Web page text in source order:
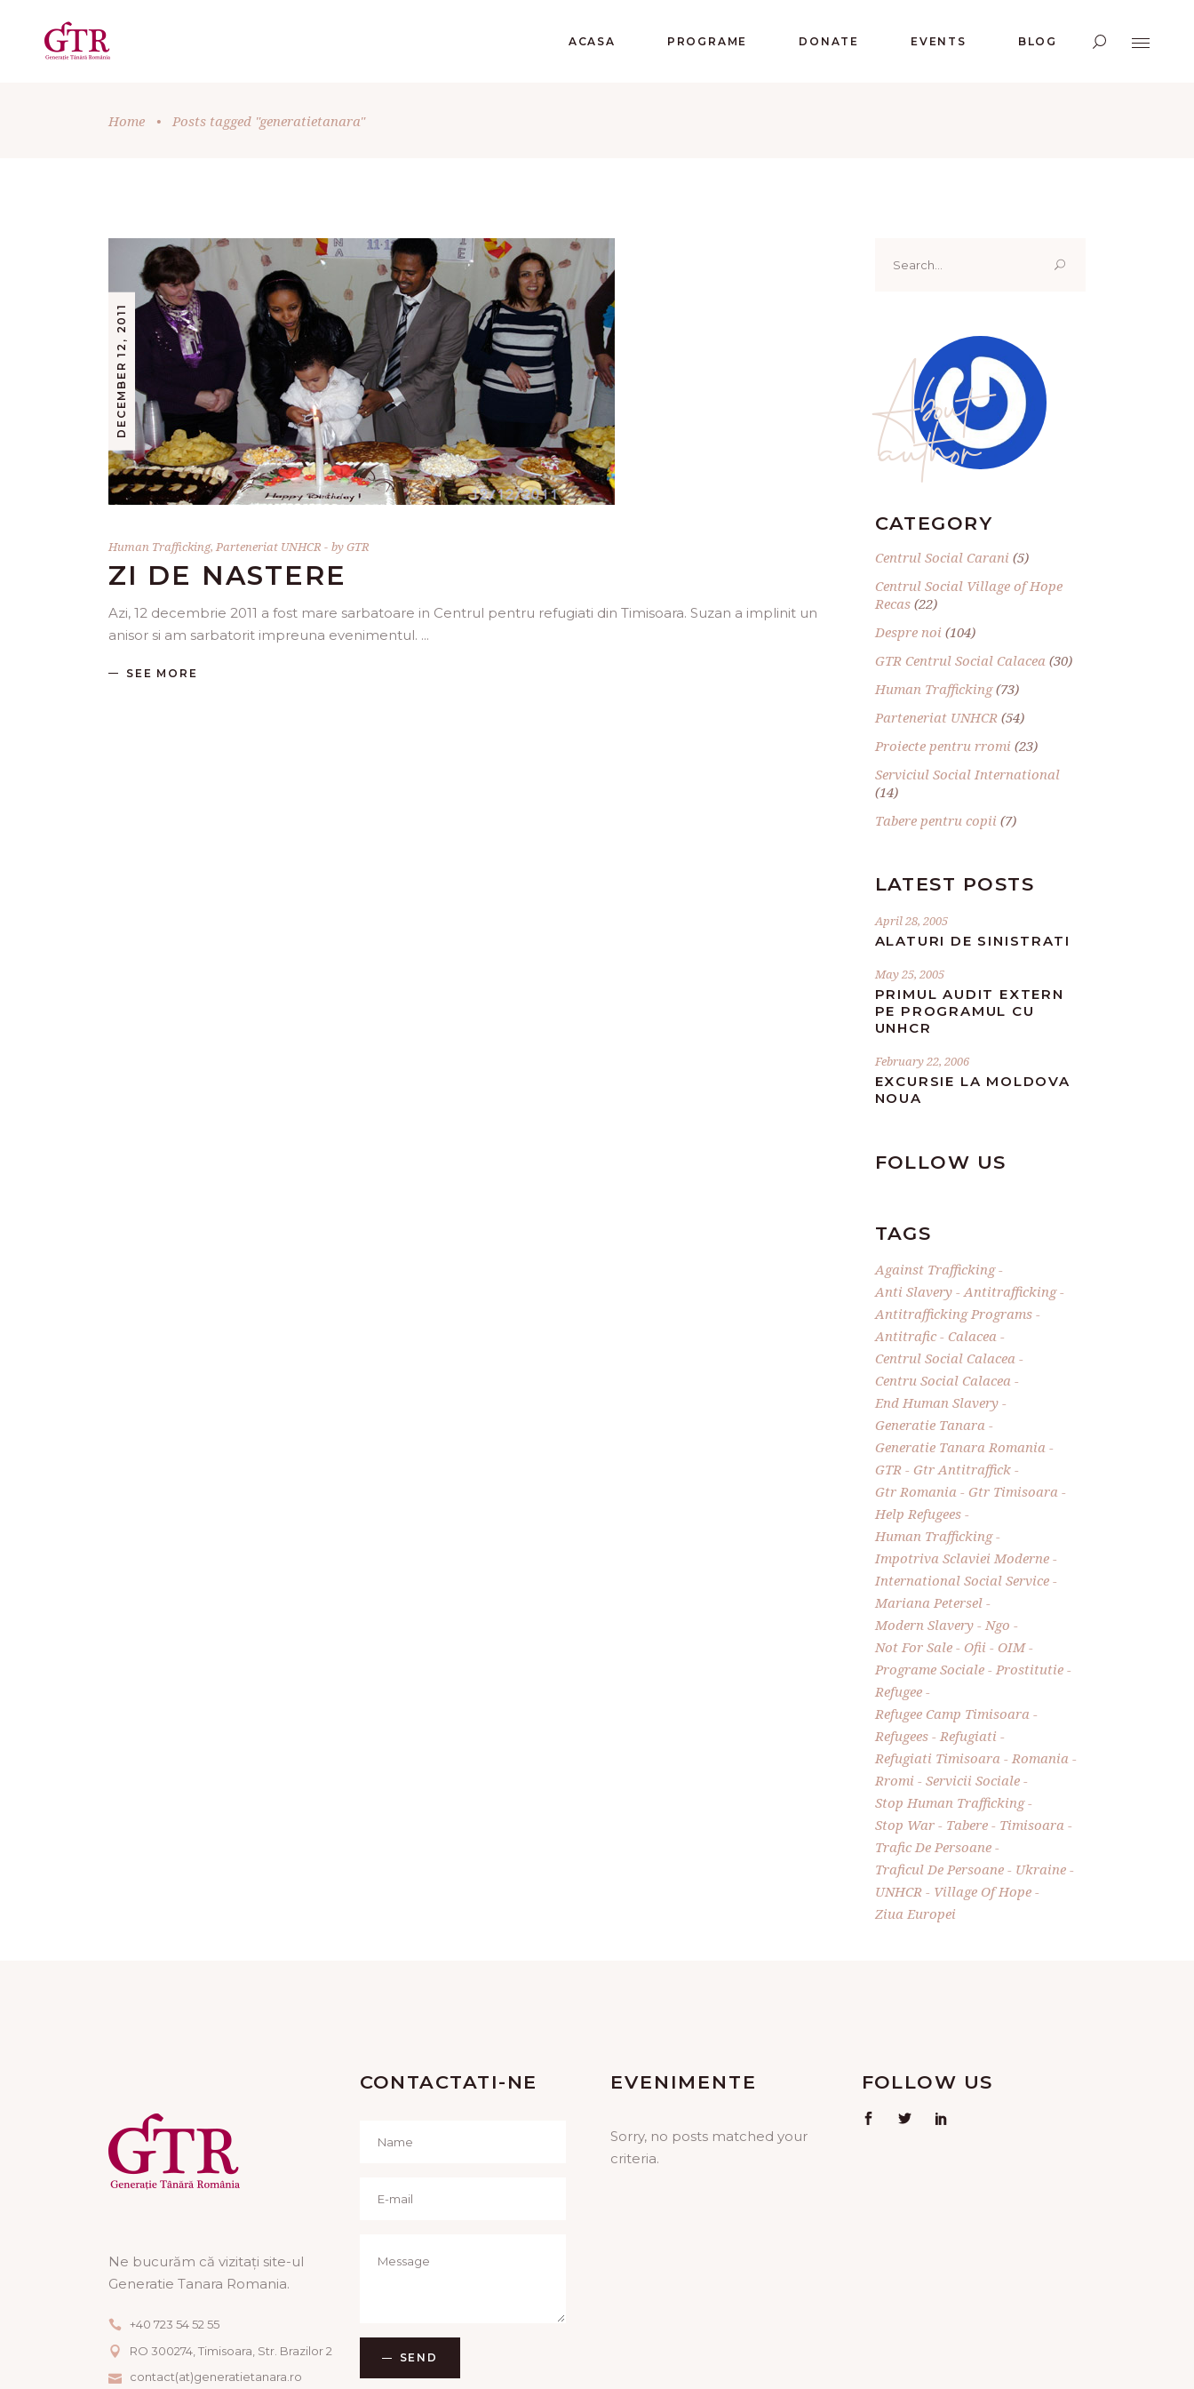
ACASA PROGRAME DONATE EVENTS BLOG
Home • Posts tagged "generatietanara"
DECEMBER 12, 2011
Human Trafficking, Parteneriat UNHCR byGTR
ZI DE NASTERE
Azi, 12 decembrie 2011 a fost mare sarbatoare in Centrul pentru refugiati din Timisoara. Suzan a implinit un
anisor si am sarbatorit impreuna evenimentul.
SEE MORE
for:
About
author
CATEGORY
Centrul Social Carani (5)
Centrul Social Village of Hope
Recas(22)
Despre noi (104)
GTR Centrul Social Calacea (30)
Human Trafficking(73)
Parteneriat UNHCR(54)
Proiecte pentru rromi (23)
Serviciul Social International
(14)
Tabere pentru copii (7)
LATEST POSTS
April 28, 2005
ALATURI DE SINISTRATI
May 25, 2005
PRIMUL AUDIT EXTERN
PE PROGRAMUL CU
UNHCR
February 22, 2006
EXCURSIE LA MOLDOVA
NOUA
FOLLOW US
TAGS
Against Trafficking
Anti Slavery
Antitrafficking
Antitrafficking Programs
Antitrafic
Calacea
Centrul Social Calacea
Centru Social Calacea
End Human Slavery
Generatie Tanara
Generatie Tanara Romania
GTR
Gtr Antitraffick
Gtr Romania
Gtr Timisoara
Help Refugees
Human Trafficking
Impotriva Sclaviei Moderne
International Social Service
Mariana Petersel
Modern Slavery
Ngo
Not For Sale
Ofii
OIM
Programe Sociale
Prostitutie
Refugee
Refugee Camp Timisoara
Refugees
Refugiati
Refugiati Timisoara
Romania
Rromi
Servicii Sociale
Stop Human Trafficking
Stop War
Tabere
Timisoara
Trafic De Persoane
Traficul De Persoane
Ukraine
UNHCR
Village Of Hope
Ziua Europei
Ne bucurăm că vizitați site-ul
Generatie Tanara Romania.
+40 723 54 52 55
RO 300274, Timisoara, Str. Brazilor 2
contact(at)generatietanara.ro
CONTACTATI-NE
SEND
EVENIMENTE
Sorry, no posts matched your
criteria.
FOLLOW US